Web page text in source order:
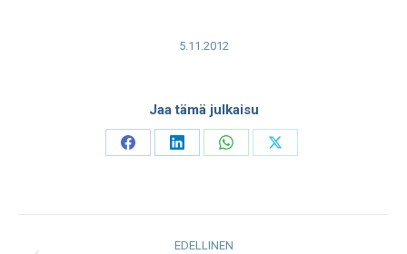
5.11.2012
Jaa tämä julkaisu
Share
Share
Share
Share
EDELLINEN